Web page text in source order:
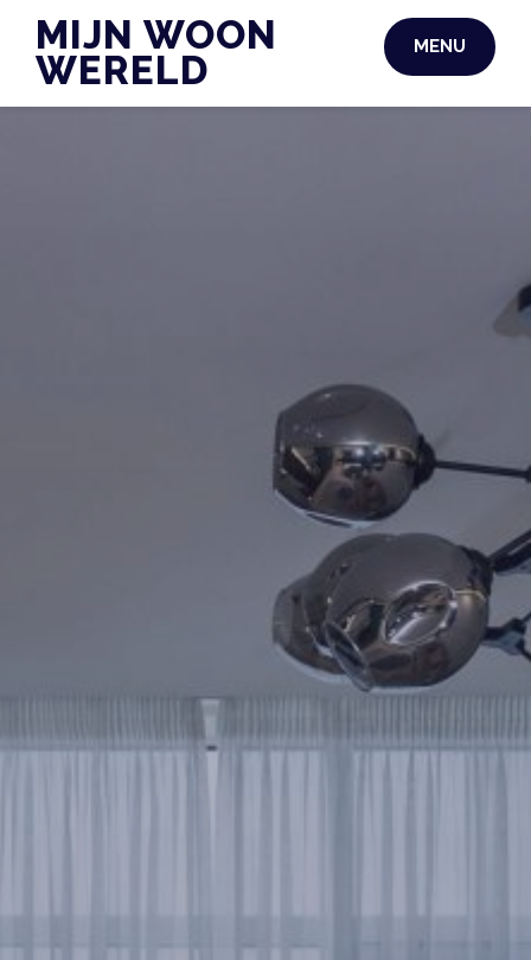
content
MIJN WOON
WERELD
MENU